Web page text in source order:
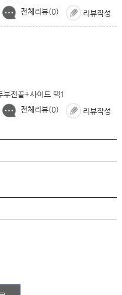
리뷰작성
전체리뷰(0)
부전골+사이드 택1
리뷰작성
전체리뷰(0)